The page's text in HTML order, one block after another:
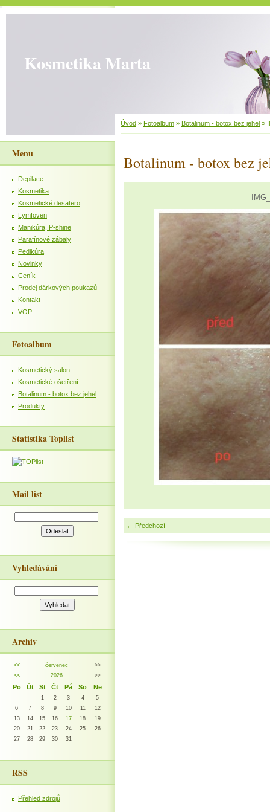
Kosmetika Marta
Úvod » Fotoalbum » Botalinum - botox bez jehel »
Botalinum - botox bez
← Předchozí
Menu
Depilace
Kosmetika
Kosmetické desatero
Lymfoven
Manikúra, P-shine
Parafínové zábaly
Pedikúra
Novinky
Ceník
Prodej dárkových poukazů
Kontakt
VOP
Fotoalbum
Kosmetický salon
Kosmetické ošetření
Botalinum - botox bez jehel
Produkty
Statistika Toplist
Mail list
Vyhledávání
Archiv
<< červenec
>>
<<
2026 >>
Po Út St Čt Pá So Ne
1 2 3 4
5
6
7 8 9 10 11
12
13
14 15 16 17 18
19
20
21 22 23 24 25
26
27
28 29 30 31
RSS
Přehled zdrojů